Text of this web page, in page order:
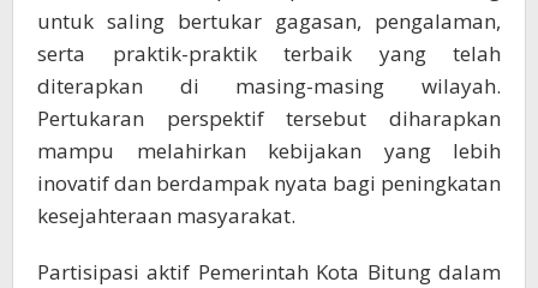
untuk saling bertukar gagasan, pengalaman,
serta praktik-praktik terbaik yang telah
diterapkan di masing-masing wilayah.
Pertukaran perspektif tersebut diharapkan
mampu melahirkan kebijakan yang lebih
inovatif dan berdampak nyata bagi peningkatan
kesejahteraan masyarakat.
Partisipasi aktif Pemerintah Kota Bitung dalam